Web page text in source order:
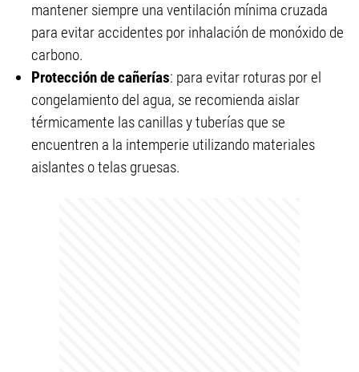
mantener siempre una ventilación mínima cruzada
para evitar accidentes por inhalación de monóxido de
carbono.
Protección de cañerías: para evitar roturas por el
congelamiento del agua, se recomienda aislar
térmicamente las canillas y tuberías que se
encuentren a la intemperie utilizando materiales
aislantes o telas gruesas.